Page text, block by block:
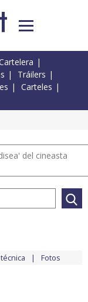
Tráilers
Carteles
del cineasta
Fotos